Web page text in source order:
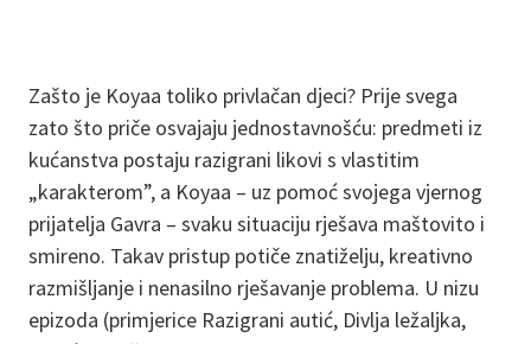
Zašto je Koyaa toliko privlačan djeci? Prije svega
zato što priče osvajaju jednostavnošću: predmeti iz
kućanstva postaju razigrani likovi s vlastitim
„karakterom”, a Koyaa – uz pomoć svojega vjernog
prijatelja Gavra – svaku situaciju rješava maštovito i
smireno. Takav pristup potiče znatiželju, kreativno
razmišljanje i nenasilno rješavanje problema. U nizu
epizoda (primjerice Razigrani autić, Divlja ležaljka,